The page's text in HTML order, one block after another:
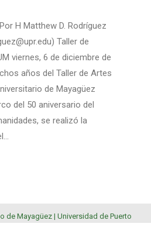
H Matthew D. Rodríguez
Taller de
viernes, 6 de diciembre de
años del Taller de Artes
de Mayagüez
del 50 aniversario del
se realizó la
de Mayagüez | Universidad de Puerto